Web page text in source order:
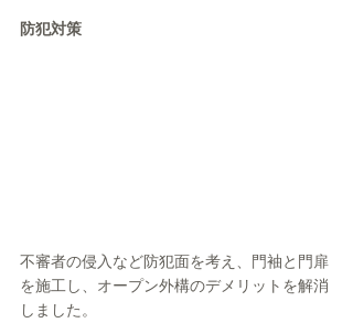
防犯対策
不審者の侵入など防犯面を考え、門袖と門扉
を施工し、オープン外構のデメリットを解消
しました。